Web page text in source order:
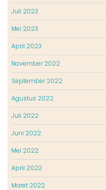
Juli 2023
Mei 2023
April 2023
November 2022
September 2022
Agustus 2022
Juli 2022
Juni 2022
Mei 2022
April 2022
Maret 2022